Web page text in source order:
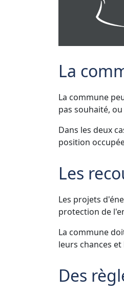
La
La commune
pas souhaité,
Dans les deux
position
Les
Les projets
protection de
La commune
leurs chances
Des